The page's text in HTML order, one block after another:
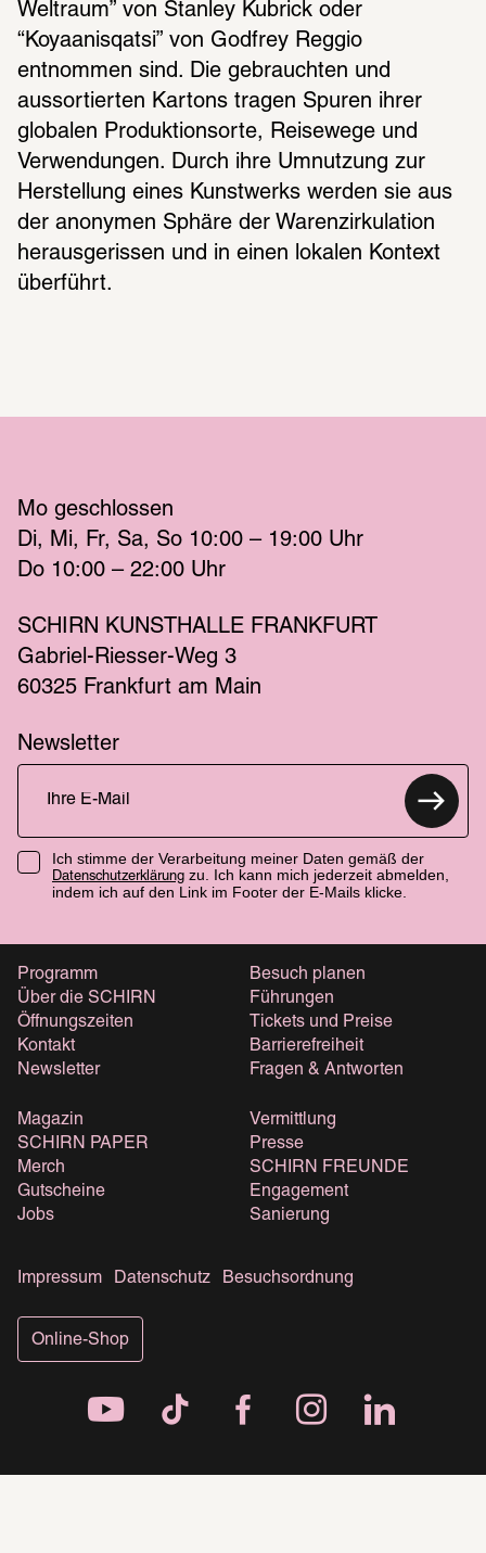
Weltraum” von Stanley Kubrick oder
“Koyaanisqatsi” von Godfrey Reggio
entnommen sind. Die gebrauchten und
aussortierten Kartons tragen Spuren ihrer
globalen Produktionsorte, Reisewege und
Verwendungen. Durch ihre Umnutzung zur
Herstellung eines Kunstwerks werden sie aus
der anonymen Sphäre der Warenzirkulation
herausgerissen und in einen lokalen Kontext
überführt.
Mo geschlossen
Di
Mi Fr Sa So 10:00 – 19:00 Uhr
Do 10:00 – 22:00 Uhr
SCHIRN KUNSTHALLE FRANKFURT
Gabriel-Riesser-Weg 3
60325 Frankfurt am Main
Newsletter
Ich stimme der Verarbeitung meiner Daten gemäß der
Datenschutzerklärung zu. Ich kann mich jederzeit abmelden,
indem ich auf den Link im Footer der E-Mails klicke.
Programm
Über die SCHIRN
Öffnungszeiten
Kontakt
Newsletter
Besuch planen
Führungen
Tickets und Preise
Barrierefreiheit
Fragen & Antworten
Magazin
SCHIRN PAPER
Merch
Gutscheine
Jobs
Vermittlung
Presse
SCHIRN FREUNDE
Engagement
Sanierung
Impressum Datenschutz Besuchsordnung
Online-Shop